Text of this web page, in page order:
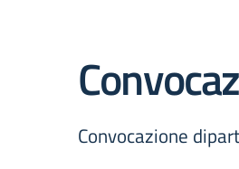
Convocazione